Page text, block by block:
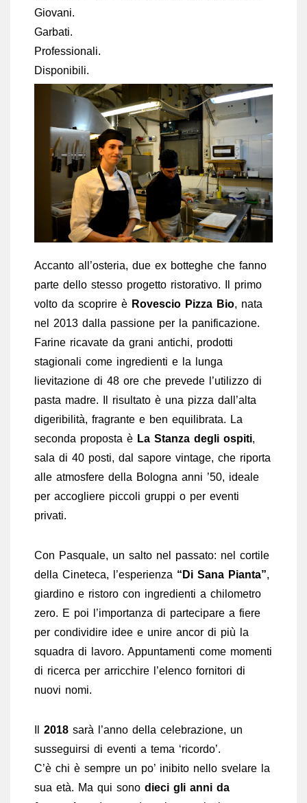
Giovani.
Garbati.
Professionali.
Disponibili.
Accanto all’osteria, due ex botteghe che fanno
parte dello stesso progetto ristorativo. Il primo
volto da scoprire è Rovescio Pizza Bio, nata
nel 2013 dalla passione per la panificazione.
Farine ricavate da grani antichi, prodotti
stagionali come ingredienti e la lunga
lievitazione di 48 ore che prevede l’utilizzo di
pasta madre. Il risultato è una pizza dall’alta
digeribilità, fragrante e ben equilibrata. La
seconda proposta è La Stanza degli ospiti,
sala di 40 posti, dal sapore vintage, che riporta
alle atmosfere della Bologna anni ’50, ideale
per accogliere piccoli gruppi o per eventi
privati.
Con Pasquale, un salto nel passato: nel cortile
della Cineteca, l’esperienza “Di Sana Pianta”,
giardino e ristoro con ingredienti a chilometro
zero. E poi l’importanza di partecipare a fiere
per condividire idee e unire ancor di più la
squadra di lavoro. Appuntamenti come momenti
di ricerca per arricchire l’elenco fornitori di
nuovi nomi.
2018 sarà l’anno della celebrazione, un
susseguirsi di eventi a tema ‘ricordo’.
C’è chi è sempre un po’ inibito nello svelare la
sua età. Ma qui sono dieci gli anni da